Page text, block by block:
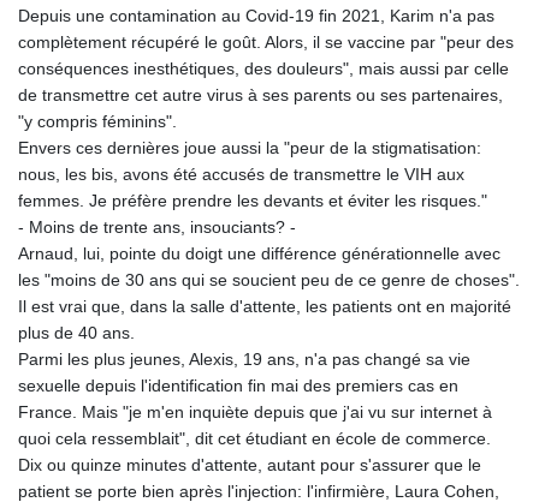
Depuis une contamination au Covid-19 fin 2021, Karim n'a pas
complètement récupéré le goût. Alors, il se vaccine par "peur des
conséquences inesthétiques, des douleurs", mais aussi par celle
de transmettre cet autre virus à ses parents ou ses partenaires,
"y compris féminins".
Envers ces dernières joue aussi la "peur de la stigmatisation:
nous, les bis, avons été accusés de transmettre le VIH aux
femmes. Je préfère prendre les devants et éviter les risques."
- Moins de trente ans, insouciants? -
Arnaud, lui, pointe du doigt une différence générationnelle avec
les "moins de 30 ans qui se soucient peu de ce genre de choses".
Il est vrai que, dans la salle d'attente, les patients ont en majorité
plus de 40 ans.
Parmi les plus jeunes, Alexis, 19 ans, n'a pas changé sa vie
sexuelle depuis l'identification fin mai des premiers cas en
France. Mais "je m'en inquiète depuis que j'ai vu sur internet à
quoi cela ressemblait", dit cet étudiant en école de commerce.
Dix ou quinze minutes d'attente, autant pour s'assurer que le
patient se porte bien après l'injection: l'infirmière, Laura Cohen,